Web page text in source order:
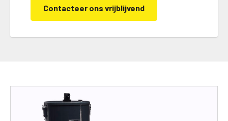
Contacteer ons vrijblijvend